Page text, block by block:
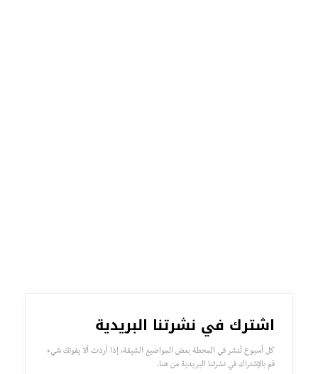
اشترك في نشرتنا البريدية
كل أسبوع تُنشر في المحطة بعض المواضيع الشيقة، إذا أردت ألا يفوتك شيء
قم بالإشتراك في نشرتنا البريدية من هنا.